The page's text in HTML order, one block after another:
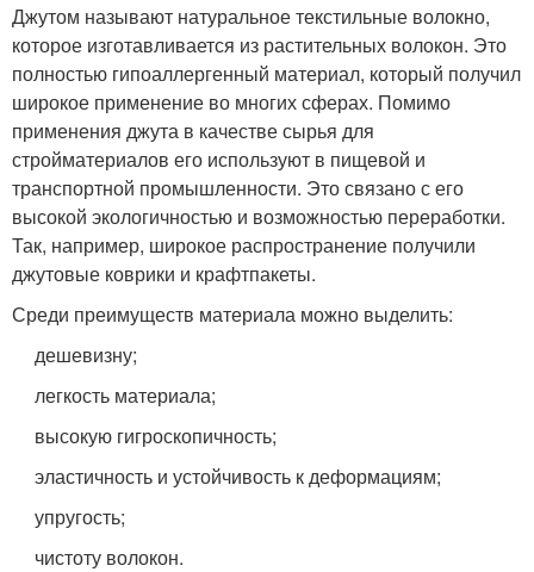
Джутом называют натуральное текстильные волокно,
которое изготавливается из растительных волокон. Это
полностью гипоаллергенный материал, который получил
широкое применение во многих сферах. Помимо
применения джута в качестве сырья для
стройматериалов его используют в пищевой и
транспортной промышленности. Это связано с его
высокой экологичностью и возможностью переработки.
Так, например, широкое распространение получили
джутовые коврики и крафтпакеты.
Среди преимуществ материала можно выделить:
дешевизну;
легкость материала;
высокую гигроскопичность;
эластичность и устойчивость к деформациям;
упругость;
чистоту волокон.